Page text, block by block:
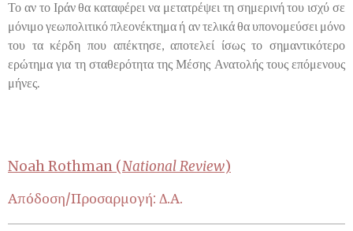
Το αν το Ιράν θα καταφέρει να μετατρέψει τη σημερινή του ισχύ σε
μόνιμο γεωπολιτικό πλεονέκτημα ή αν τελικά θα υπονομεύσει μόνο
του τα κέρδη που απέκτησε, αποτελεί ίσως το σημαντικότερο
ερώτημα για τη σταθερότητα της Μέσης Ανατολής τους επόμενους
μήνες.
Noah Rothman (National Review)
Απόδοση/Προσαρμογή: Δ.Α.